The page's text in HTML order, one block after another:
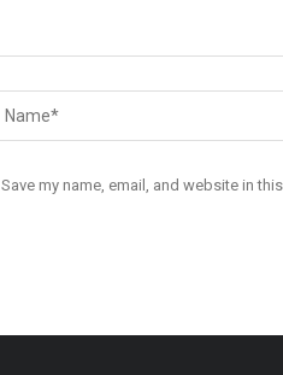
Save my name, email, and website in